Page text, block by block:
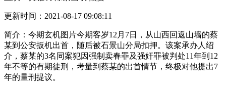
更新时间： 2021-08-17 09:08:11
简介： 今期玄机图片今期客岁12月7日，从山西回返山墙的蔡
某到公安扳机出首，随后被石景山分局扣押。该案承办人绍
介，蔡某的3名同案犯因强制卖春罪及强奸罪被判处11年到12
年不等的有期徒刑，考量到蔡某的出首情节，终极对他提出7
年的量刑提议。